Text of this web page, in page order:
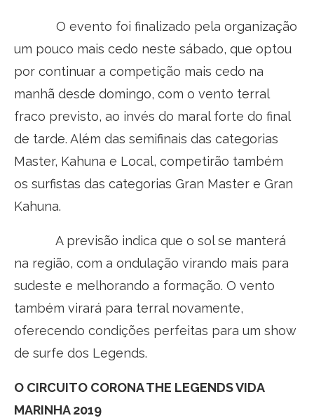
O evento foi finalizado pela organização
um pouco mais cedo neste sábado, que optou
por continuar a competição mais cedo na
manhã desde domingo, com o vento terral
fraco previsto, ao invés do maral forte do final
de tarde. Além das semifinais das categorias
Master, Kahuna e Local, competirão também
os surfistas das categorias Gran Master e Gran
Kahuna.
A previsão indica que o sol se manterá
na região, com a ondulação virando mais para
sudeste e melhorando a formação. O vento
também virará para terral novamente,
oferecendo condições perfeitas para um show
de surfe dos Legends.
O CIRCUITO CORONA THE LEGENDS VIDA
MARINHA 2019